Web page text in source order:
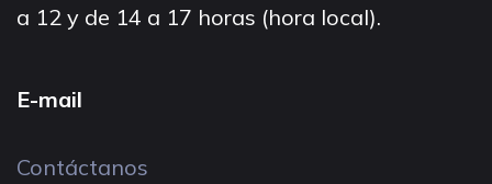
a 12 y de 14 a 17 horas (hora local).
E-mail
Contáctanos